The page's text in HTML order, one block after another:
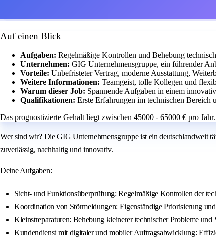
Auf einen Blick
Aufgaben: Regelmäßige Kontrollen und Behebung
Unternehmen: GIG Unternehmensgruppe, ein führender
Vorteile: Unbefristeter Vertrag, moderne Ausstattung,
Weitere Informationen: Teamgeist, tolle Kollegen und
Warum dieser Job: Spannende Aufgaben in einem
Qualifikationen: Erste Erfahrungen im technischen Bereich
Das prognostizierte Gehalt liegt zwischen 45000 - 65000 € pro Jahr.
Wer sind wir? Die GIG Unternehmensgruppe ist ein deutschlandweit
zuverlässig, nachhaltig und innovativ.
Deine Aufgaben:
Sicht- und Funktionsüberprüfung: Regelmäßige Kontrollen der
Koordination von Störmeldungen: Eigenständige Priorisierung
Kleinstreparaturen: Behebung kleinerer technischer Probleme und
Kundendienst mit digitaler und mobiler Auftragsabwicklung: